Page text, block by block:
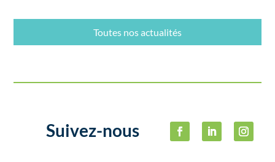
Toutes nos actualités
Suivez-nous